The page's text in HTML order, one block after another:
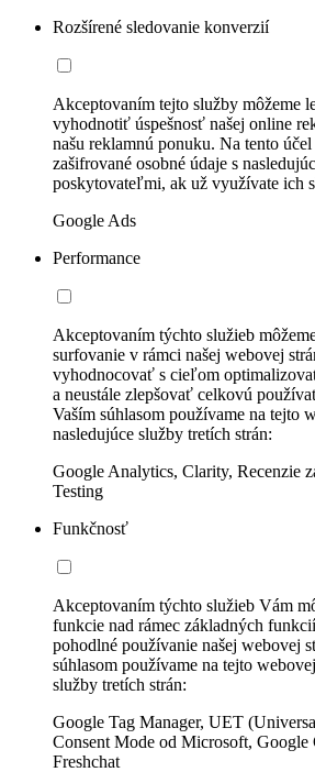
Rozšírené sledovanie konverzií
Akceptovaním tejto služby môžeme
vyhodnotiť úspešnosť našej online
našu reklamnú ponuku. Na tento
zašifrované osobné údaje s
poskytovateľmi, ak už využívate ich
Google Ads
Performance
Akceptovaním týchto služieb
surfovanie v rámci našej webovej
vyhodnocovať s cieľom
a neustále zlepšovať celkovú
Vaším súhlasom používame na tejto
nasledujúce služby tretích strán:
Google Analytics, Clarity, Recenzie
Testing
Funkčnosť
Akceptovaním týchto služieb Vám
funkcie nad rámec základných
pohodlné používanie našej webovej
súhlasom používame na tejto
služby tretích strán:
Google Tag Manager, UET
Consent Mode od Microsoft, Google
Freshchat